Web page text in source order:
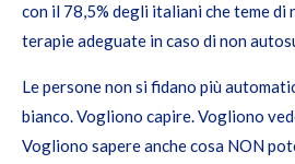
con il 78,5% degli italiani che teme di
terapie adeguate in caso di non
Le persone non si fidano più
bianco. Vogliono capire. Vogliono
Vogliono sapere anche cosa NON